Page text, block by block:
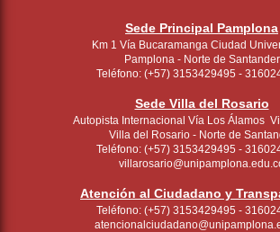
Sede Principal Pamplona
Km 1 Vía Bucaramanga Ciudad
Pamplona - Norte de Santander
Teléfono: (+57) 3153429495 -
Sede Villa del Rosario
Autopista Internacional Vía Los Álamos
Villa del Rosario - Norte de
Teléfono: (+57) 3153429495 -
Atención al Ciudadano y
Teléfono: (+57) 3153429495 -